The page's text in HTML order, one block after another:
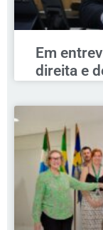
Em
direita e